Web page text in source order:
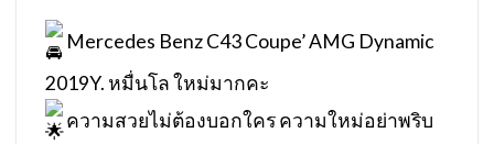
Mercedes Benz C43 Coupe’ AMG Dynamic
2019Y. หมื่นโล ใหม่มากคะ
ความสวยไม่ต้องบอกใคร ความใหม่อย่าพริบ